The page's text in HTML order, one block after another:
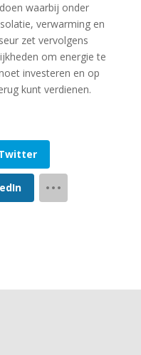
waarbij onder
verwarming en
zet vervolgens
om energie te
investeren en op
kunt verdienen.